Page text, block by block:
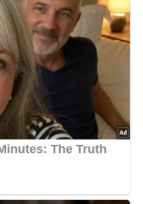
4 Eßlöffel Reibekäse,
zum Garnieren.
mit dem Bohnenkraut
garkochen.
Gräten befreiten und
gefettete feuerfeste
würzen.
verrühren und